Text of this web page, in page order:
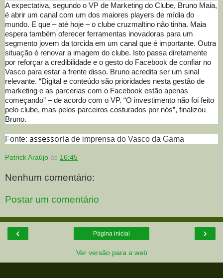
A expectativa, segundo o VP de Marketing do Clube, Bruno Maia,
é abrir um canal com um dos maiores players de mídia do
mundo. E que – até hoje – o clube cruzmaltino não tinha. Maia
espera também oferecer ferramentas inovadoras para um
segmento jovem da torcida em um canal que é importante. Outra
situação é renovar a imagem do clube. Isto passa diretamente
por reforçar a credibilidade e o gesto do Facebook de confiar no
Vasco para estar a frente disso. Bruno acredita ser um sinal
relevante. “Digital e conteúdo são prioridades nesta gestão de
marketing e as parcerias com o Facebook estão apenas
começando” – de acordo com o VP. “O investimento não foi feito
pelo clube, mas pelos parceiros costurados por nós”, finalizou
Bruno.
Fonte: assessoria de imprensa do Vasco da Gama
Patrick Araújo às 16:45
Nenhum comentário:
Postar um comentário
‹ ›
Página inicial
Ver versão para a web